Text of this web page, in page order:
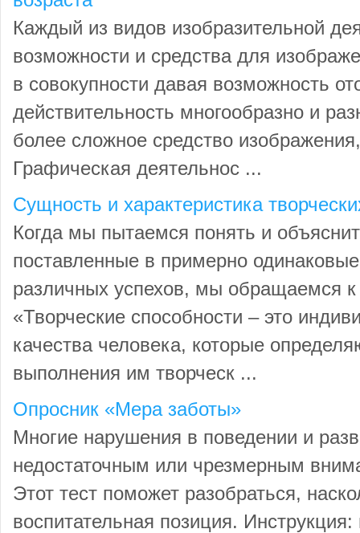
Каждый из видов изобразительной
возможности и средства для
в совокупности давая возможность
действительность многообразно и
более сложное средство
Графическая деятельнос ...
Сущность и характеристика
Когда мы пытаемся понять и
поставленные в примерно
различных успехов, мы обращаемся к
«Творческие способности – это
качества человека, которые
выполнения им творческ ...
Опросник «Мера заботы»
Многие нарушения в поведении и
недостаточным или чрезмерным
Этот тест поможет разобраться,
воспитательная позиция.